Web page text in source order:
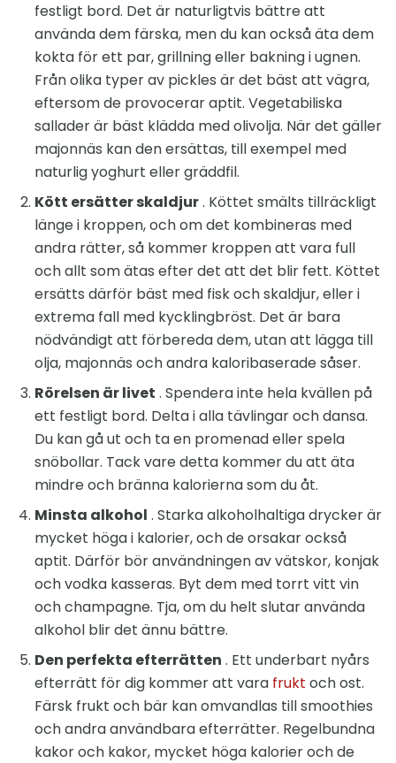
festligt bord. Det är naturligtvis bättre att
använda dem färska, men du kan också äta dem
kokta för ett par, grillning eller bakning i ugnen.
Från olika typer av pickles är det bäst att vägra,
eftersom de provocerar aptit. Vegetabiliska
sallader är bäst klädda med olivolja. När det gäller
majonnäs kan den ersättas, till exempel med
naturlig yoghurt eller gräddfil.
Kött ersätter skaldjur. Köttet smälts tillräckligt
länge i kroppen, och om det kombineras med
andra rätter, så kommer kroppen att vara full
och allt som ätas efter det att det blir fett. Köttet
ersätts därför bäst med fisk och skaldjur, eller i
extrema fall med kycklingbröst. Det är bara
nödvändigt att förbereda dem, utan att lägga till
olja, majonnäs och andra kaloribaserade såser.
Rörelsen är livet . Spendera inte hela kvällen på
ett festligt bord. Delta i alla tävlingar och dansa.
Du kan gå ut och ta en promenad eller spela
snöbollar. Tack vare detta kommer du att äta
mindre och bränna kalorierna som du åt.
Minsta alkohol . Starka alkoholhaltiga drycker är
mycket höga i kalorier, och de orsakar också
aptit. Därför bör användningen av vätskor, konjak
och vodka kasseras. Byt dem med torrt vitt vin
och champagne. Tja, om du helt slutar använda
alkohol blir det ännu bättre.
Den perfekta efterrätten . Ett underbart nyårs
efterrätt för dig kommer att vara frukt och ost.
Färsk frukt och bär kan omvandlas till smoothies
och andra användbara efterrätter. Regelbundna
kakor och kakor, mycket höga kalorier och de